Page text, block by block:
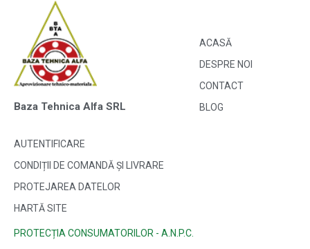
Baza Tehnica Alfa SRL
ACASĂ
DESPRE NOI
CONTACT
BLOG
AUTENTIFICARE
CONDIȚII DE COMANDĂ ȘI LIVRARE
PROTEJAREA DATELOR
HARTĂ SITE
PROTECȚIA CONSUMATORILOR - A.N.P.C.